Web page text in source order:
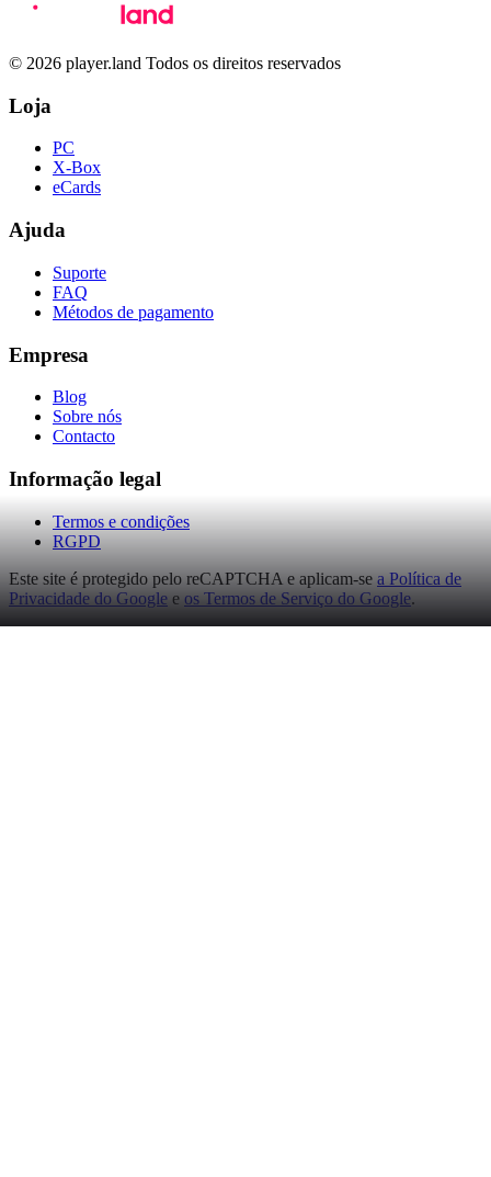
© 2026 player.land Todos os direitos reservados
Loja
PC
X-Box
eCards
Ajuda
Suporte
FAQ
Métodos de pagamento
Empresa
Blog
Sobre nós
Contacto
Informação legal
Termos e condições
RGPD
Este site é protegido pelo reCAPTCHA e aplicam-se a Política de
Privacidade do Google e os Termos de Serviço do Google.